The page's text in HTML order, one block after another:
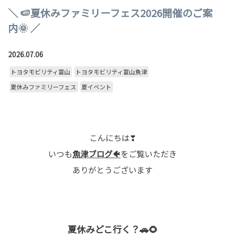
＼ 🍉夏休みファミリーフェス2026開催のご案
内🌞 ／
2026.07.06
トヨタモビリティ富山
トヨタモビリティ富山魚津
夏休みファミリーフェス
夏イベント
こんにちは❣
いつも魚津ブログ🐠をご覧いただき
ありがとうございます
夏休みどこ行く？🚗🌻